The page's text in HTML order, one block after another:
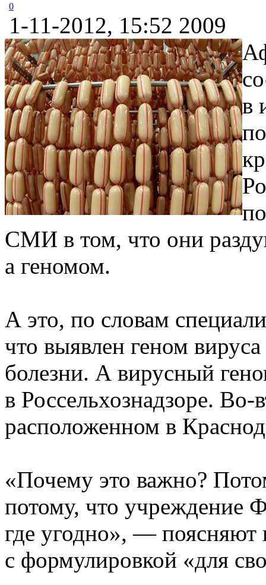
0
1-11-2012, 15:52 2009
в
СМИ в том, что они
а геномом.
А это, по словам
что выявлен геном
болезни. А вирусный
в Россельхознадзоре.
расположенном в
«Почему это важно?
потому, что учреждение
где угодно», — поясняют
с формулировкой «для